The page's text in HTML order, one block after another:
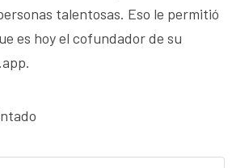
talentosas. Eso le permitió
es hoy el cofundador de su